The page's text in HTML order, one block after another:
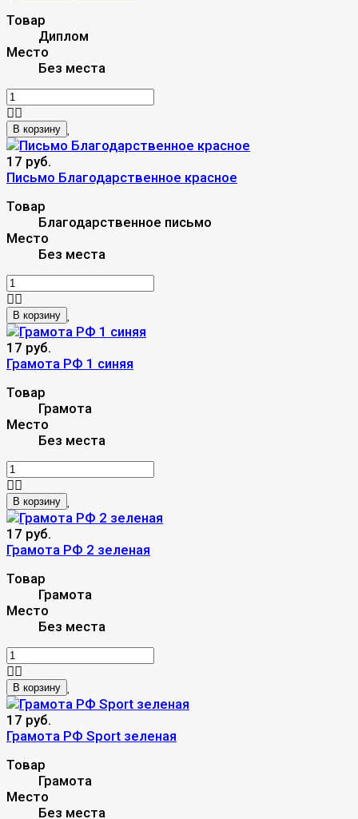
Товар
Диплом
Место
Без места
В корзину
17 руб.
Письмо Благодарственное красное
Товар
Благодарственное письмо
Место
Без места
В корзину
17 руб.
Грамота РФ 1 синяя
Товар
Грамота
Место
Без места
В корзину
17 руб.
Грамота РФ 2 зеленая
Товар
Грамота
Место
Без места
В корзину
17 руб.
Грамота РФ Sport зеленая
Товар
Грамота
Место
Без места